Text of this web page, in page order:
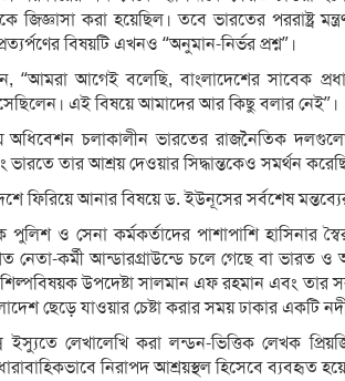
জিজ্ঞাসা করা হয়েছিল। তবে ভারতের পররাষ্ট্র
বিষয়টি এখনও “অনুমান-নির্ভর প্রশ্ন”।
আগেই বলেছি, বাংলাদেশের সাবেক
এই বিষয়ে আমাদের আর কিছু বলার নেই”।
চলাকালীন ভারতের রাজনৈতিক দলগুলো
ভারতে তার আশ্রয় দেওয়ার সিদ্ধান্তকেও সমর্থন
ফিরিয়ে আনার বিষয়ে ড. ইউনূসের সর্বশেষ
ও সেনা কর্মকর্তাদের পাশাপাশি হাসিনার
কর্মী আন্ডারগ্রাউন্ডে চলে গেছে বা ভারত ও
শিল্পবিষয়ক উপদেষ্টা সালমান এফ রহমান এবং তার
ছেড়ে যাওয়ার চেষ্টা করার সময় ঢাকার একটি
ইস্যুতে লেখালেখি করা লন্ডন-ভিত্তিক লেখক
নিরাপদ আশ্রয়স্থল হিসেবে ব্যবহৃত